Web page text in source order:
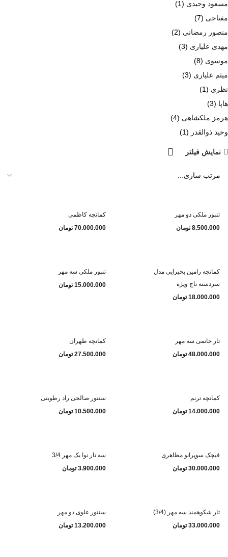
مسعود وحیدی (1)
مفتاحی (7)
منصور رمضانی (2)
مهدی علیاری (3)
موسوی (8)
میثم علیاری (3)
نظری (1)
هاپا (3)
هرمز ملکشاهی (4)
وحید ذوالقدر (1)
نمایش فیلتر
تنبور ملکی دو مهر
8.500.000 تومان
کمانچه کاظمی
70.000.000 تومان
کمانچه رامین بحیرایی مدل
سردسته تاج ویژه
18.000.000 تومان
تنبور ملکی سه مهر
15.000.000 تومان
تار حاتمی سه مهر
48.000.000 تومان
کمانچه طهران
27.500.000 تومان
کمانچه ترنم
14.000.000 تومان
سنتور صالحی راد رطوبتی
10.500.000 تومان
قیچک سوپرانو مظاهری
30.000.000 تومان
سه تار نوا یک مهر 3/4
3.900.000 تومان
تار شکوهمند سه مهر (3/4)
33.000.000 تومان
سنتور علوی دو مهر
13.200.000 تومان